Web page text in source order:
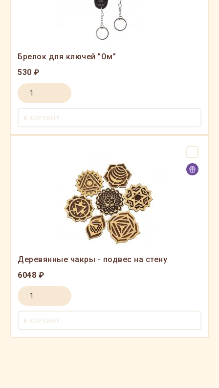
Брелок для ключей "Ом"
530 ₽
В КОРЗИНУ
Деревянные чакры - подвес на стену
6048 ₽
В КОРЗИНУ